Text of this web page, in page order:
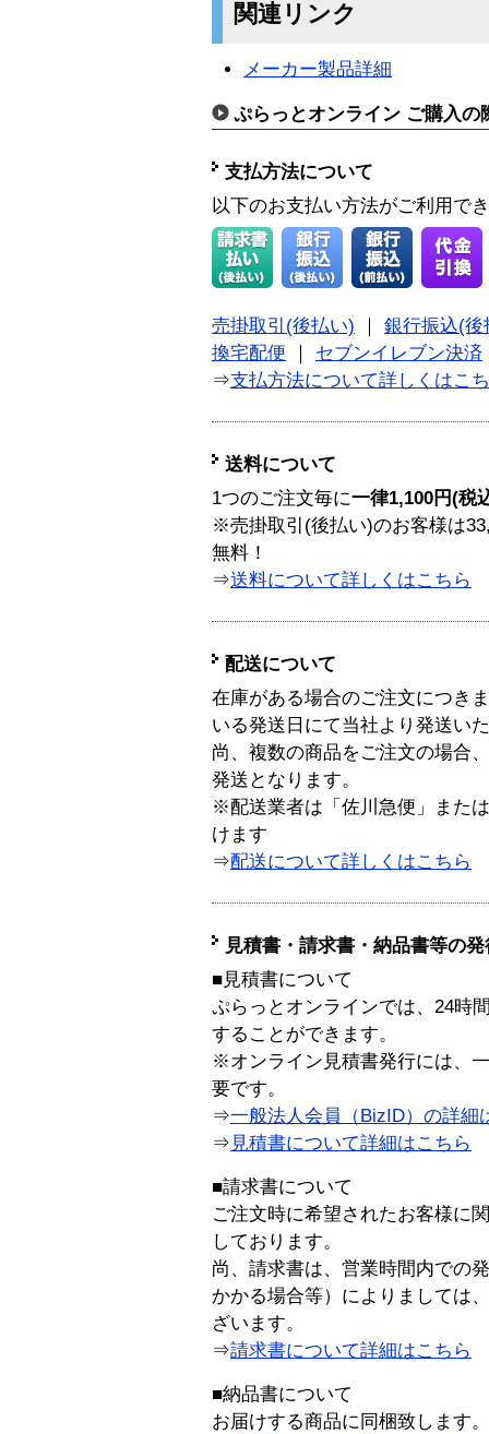
関連リンク
メーカー製品詳細
ぷらっとオンライン ご購入の
支払方法について
以下のお支払い方法がご利用で
売掛取引(後払い)
銀行振込(後
換宅配便
セブンイレブン決済
⇒支払方法について詳しくはこ
送料について
1つのご注文毎に一律1,100円(税
※売掛取引(後払い)のお客様は
無料！
⇒送料について詳しくはこちら
配送について
在庫がある場合のご注文につき
いる発送日にて当社より発送い
尚、複数の商品をご注文の場合
発送となります。
※配送業者は「佐川急便」また
けます
⇒配送について詳しくはこちら
見積書・請求書・納品書等の
■見積書について
ぷらっとオンラインでは、24時
することができます。
※オンライン見積書発行には、
要です。
⇒一般法人会員（BizID）の詳細
⇒ 見積書について詳細はこちら
■請求書について
ご注文時に希望されたお客様に
しております。
尚、請求書は、営業時間内での
かかる場合等）によりましては
ざいます。
⇒請求書について詳細はこちら
■納品書について
お届けする商品に同梱致します。